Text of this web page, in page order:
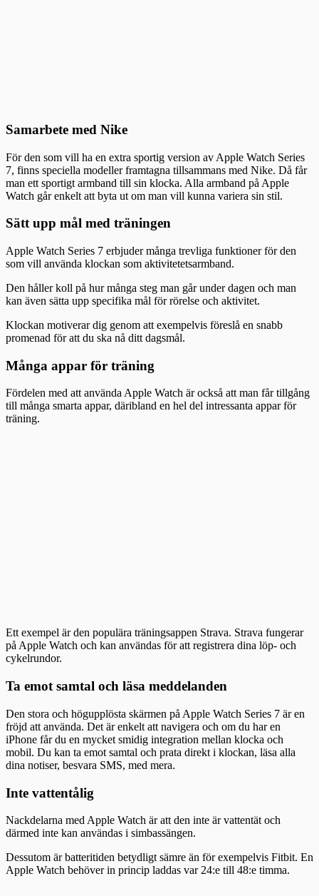
Samarbete med Nike
För den som vill ha en extra sportig version av Apple Watch Series
7, finns speciella modeller framtagna tillsammans med Nike. Då får
man ett sportigt armband till sin klocka. Alla armband på Apple
Watch går enkelt att byta ut om man vill kunna variera sin stil.
Sätt upp mål med träningen
Apple Watch Series 7 erbjuder många trevliga funktioner för den
som vill använda klockan som aktivitetetsarmband.
Den håller koll på hur många steg man går under dagen och man
kan även sätta upp specifika mål för rörelse och aktivitet.
Klockan motiverar dig genom att exempelvis föreslå en snabb
promenad för att du ska nå ditt dagsmål.
Många appar för träning
Fördelen med att använda Apple Watch är också att man får tillgång
till många smarta appar, däribland en hel del intressanta appar för
träning.
Ett exempel är den populära träningsappen Strava. Strava fungerar
på Apple Watch och kan användas för att registrera dina löp- och
cykelrundor.
Ta emot samtal och läsa meddelanden
Den stora och högupplösta skärmen på Apple Watch Series 7 är en
fröjd att använda. Det är enkelt att navigera och om du har en
iPhone får du en mycket smidig integration mellan klocka och
mobil. Du kan ta emot samtal och prata direkt i klockan, läsa alla
dina notiser, besvara SMS, med mera.
Inte vattentålig
Nackdelarna med Apple Watch är att den inte är vattentät och
därmed inte kan användas i simbassängen.
Dessutom är batteritiden betydligt sämre än för exempelvis Fitbit. En
Apple Watch behöver in princip laddas var 24:e till 48:e timma.